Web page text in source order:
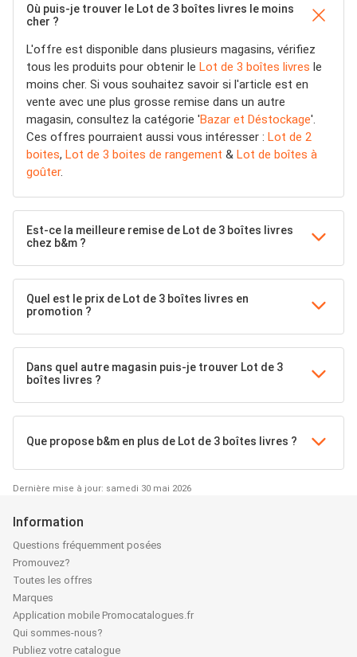
Où puis-je trouver le Lot de 3 boîtes livres le moins
cher ?
L'offre est disponible dans plusieurs magasins, vérifiez
tous les produits pour obtenir le Lot de 3 boîtes livres le
moins cher. Si vous souhaitez savoir si l'article est en
vente avec une plus grosse remise dans un autre
magasin, consultez la catégorie 'Bazar et Déstockage'.
Ces offres pourraient aussi vous intéresser : Lot de 2
boites, Lot de 3 boites de rangement & Lot de boîtes à
goûter.
Est-ce la meilleure remise de Lot de 3 boîtes livres
chez b&m ?
Quel est le prix de Lot de 3 boîtes livres en
promotion ?
Dans quel autre magasin puis-je trouver Lot de 3
boîtes livres ?
Que propose b&m en plus de Lot de 3 boîtes livres ?
Dernière mise à jour: samedi 30 mai 2026
Information
Questions fréquemment posées
Promouvez?
Toutes les offres
Marques
Application mobile Promocatalogues.fr
Qui sommes-nous?
Publiez votre catalogue